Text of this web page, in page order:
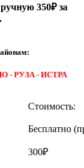
350₽ за
РУЗА - ИСТРА
Стоимость:
Бесплатно
300₽